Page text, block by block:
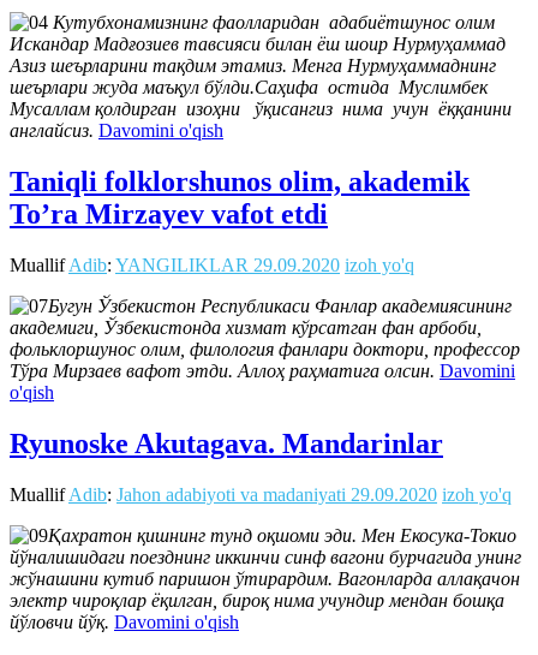
Кутубхонамизнинг фаолларидан адабиётшунос олим
Искандар Мадғозиев тавсияси билан ёш шоир Нурмуҳаммад
Азиз шеърларини тақдим этамиз. Менга Нурмуҳаммаднинг
шеърлари жуда маъқул бўлди.Саҳифа остида Муслимбек
Мусаллам қолдирган изоҳни ўқисангиз нима учун ёққанини
англайсиз. Davomini o'qish
Taniqli folklorshunos olim, akademik
To’ra Mirzayev vafot etdi
MuallifAdib: YANGILIKLAR 29.09.2020 izoh yo'q
Бугун Ўзбекистон Республикаси Фанлар академиясининг
академиги, Ўзбекистонда хизмат кўрсатган фан арбоби,
фольклоршунос олим, филология фанлари доктори, профессор
Тўра Мирзаев вафот этди. Аллоҳ раҳматига олсин. Davomini
o'qish
Ryunoske Akutagava. Mandarinlar
MuallifAdib: Jahon adabiyoti va madaniyati 29.09.2020 izoh yo'q
Қахратон қишнинг тунд оқшоми эди. Мен Екосука-Токио
йўналишидаги поезднинг иккинчи синф вагони бурчагида унинг
жўнашини кутиб паришон ўтирардим. Вагонларда аллақачон
электр чироқлар ёқилган, бироқ нима учундир мендан бошқа
йўловчи йўқ. Davomini o'qish